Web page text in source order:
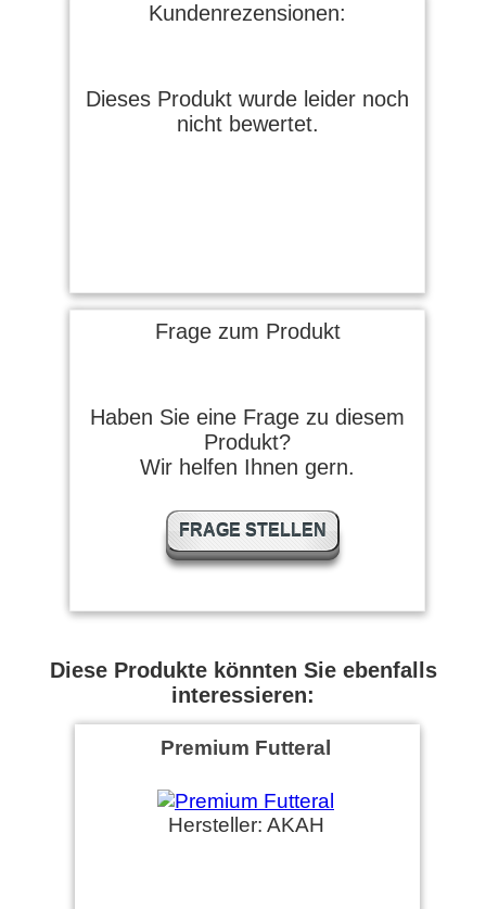
Kundenrezensionen:
Dieses Produkt wurde leider noch
nicht bewertet.
Frage zum Produkt
Haben Sie eine Frage zu diesem
Produkt?
Wir helfen Ihnen gern.
FRAGE STELLEN
Diese Produkte könnten Sie ebenfalls
interessieren:
Premium Futteral
Hersteller: AKAH